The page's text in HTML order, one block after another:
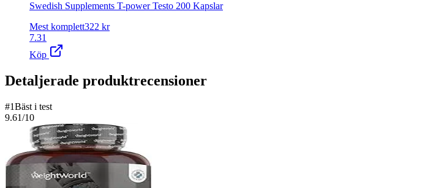
Swedish Supplements T-power Testo 200 Kapslar
Mest komplett322 kr
7.31
Köp
Detaljerade produktrecensioner
#1Bäst i test
9.61/10